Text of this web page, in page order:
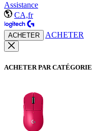
Assistance
CA,fr
ACHETER ACHETER
ACHETER PAR CATÉGORIE